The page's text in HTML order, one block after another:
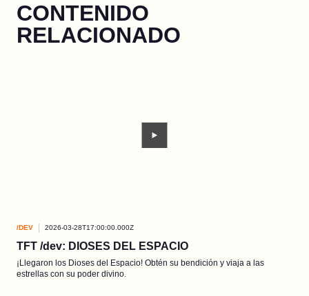
CONTENIDO
RELACIONADO
/DEV 2026-03-28T17:00:00.000Z
TFT /dev: DIOSES DEL ESPACIO
¡Llegaron los Dioses del Espacio! Obtén su bendición y viaja a las
estrellas con su poder divino.